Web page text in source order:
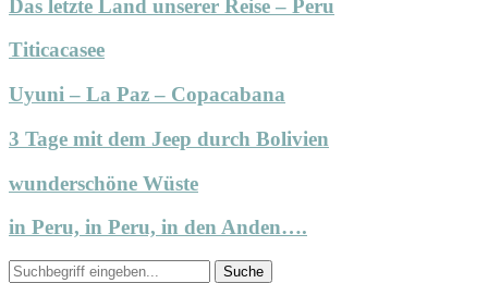
Das letzte Land unserer Reise – Peru
Titicacasee
Uyuni – La Paz – Copacabana
3 Tage mit dem Jeep durch Bolivien
wunderschöne Wüste
in Peru, in Peru, in den Anden….